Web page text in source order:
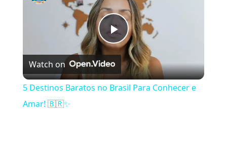
Play Video
Watch on
5 Destinos Baratos no Brasil Para Conhecer e
Amar! 🇧🇷✨